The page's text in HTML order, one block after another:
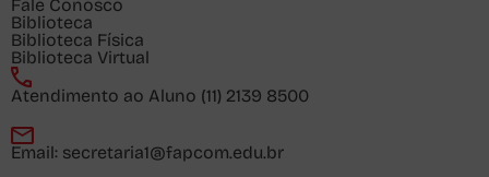
Fale Conosco
Biblioteca
Biblioteca Física
Biblioteca Virtual
Atendimento ao Aluno (11) 2139 8500
Email: secretaria1@fapcom.edu.br